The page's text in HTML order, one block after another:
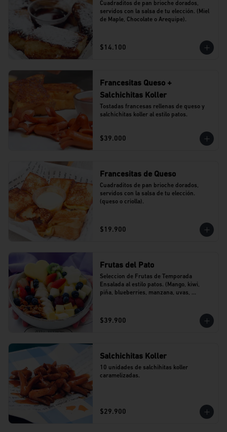
Cuadraditos de pan brioche dorados,
servidos con la salsa de tu elección. (Miel
de Maple, Chocolate o Arequipe).
$14.100
Francesitas Queso +
Salchichitas Koller
Tostadas francesas rellenas de queso y
salchichitas koller al estilo patos.
$39.000
Francesitas de Queso
Cuadraditos de pan brioche dorados,
servidos con la salsa de tu elección.
(queso o criolla).
$19.900
Frutas del Pato
Seleccion de Frutas de Temporada
Ensalada al estilo patos. (Mango, kiwi,
piña, blueberries, manzana, uvas,
$39.900
Salchichitas Koller
10 unidades de salchihitas koller
caramelizadas.
$29.900